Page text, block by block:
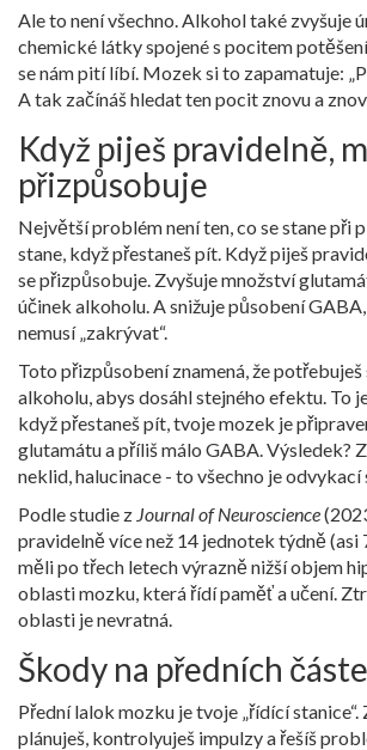
Ale to není všechno. Alkohol také zvyšuje
chemické látky spojené s pocitem
se nám pití líbí. Mozek si to zapamatuje:
A tak začínáš hledat ten pocit znovu a
Když piješ pravidelně,
přizpůsobuje
Největší problém není ten, co se stane při
stane, když přestaneš pít. Když piješ
se přizpůsobuje. Zvyšuje množství
účinek alkoholu. A snižuje působení
nemusí „zakrývat“.
Toto přizpůsobení znamená, že
alkoholu, abys dosáhl stejného efektu. To
když přestaneš pít, tvoje mozek je
glutamátu a příliš málo GABA. Výsledek?
neklid, halucinace - to všechno jeodvykací
Podle studie z Journal of Neuroscience
pravidelně více než 14 jednotek týdně (asi
měli po třech letech výrazně nižší objem
oblasti mozku, která řídí paměť a učení.
oblasti je nevratná.
Škody na předních
Přední lalok mozku je tvoje „řídící stanice“.
plánuješ, kontrolyuješ impulzy a řešíš